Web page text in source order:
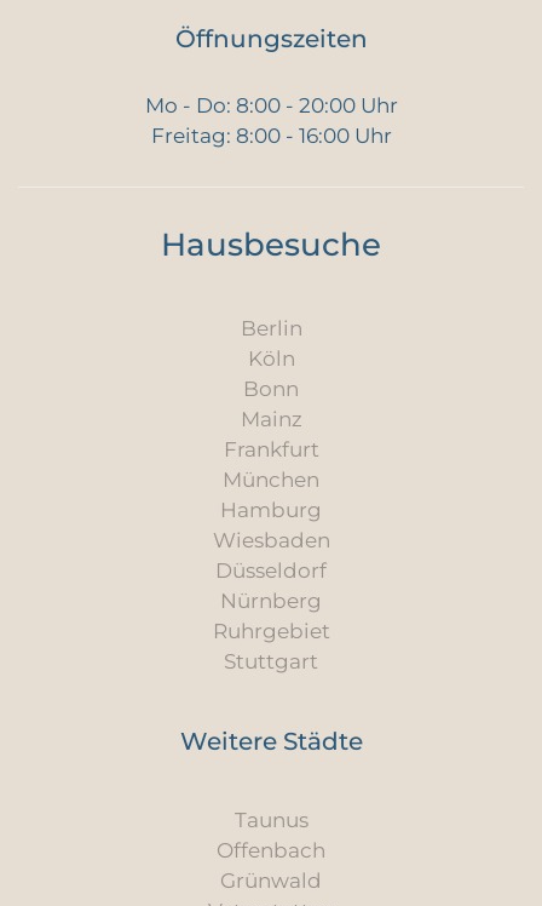
Öffnungszeiten
Mo - Do: 8:00 - 20:00 Uhr
Freitag: 8:00 - 16:00 Uhr
Hausbesuche
Berlin
Köln
Bonn
Mainz
Frankfurt
München
Hamburg
Wiesbaden
Düsseldorf
Nürnberg
Ruhrgebiet
Stuttgart
Weitere Städte
Taunus
Offenbach
Grünwald